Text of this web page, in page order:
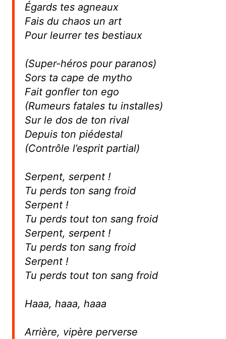
Égards tes agneaux
Fais du chaos un art
Pour leurrer tes bestiaux
(Super-héros pour paranos)
Sors ta cape de mytho
Fait gonfler ton ego
(Rumeurs fatales tu installes)
Sur le dos de ton rival
Depuis ton piédestal
(Contrôle l’esprit partial)
Serpent, serpent !
Tu perds ton sang froid
Serpent !
Tu perds tout ton sang froid
Serpent, serpent !
Tu perds ton sang froid
Serpent !
Tu perds tout ton sang froid
Haaa, haaa, haaa
Arrière, vipère perverse